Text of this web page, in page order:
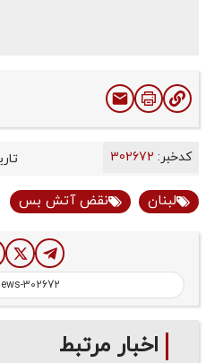
کدخبر:
لبنان نقض آتش بس
اخبار مرتبط